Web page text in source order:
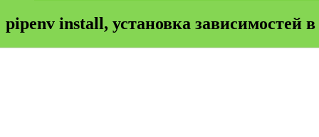
pipenv install, установка зависимостей